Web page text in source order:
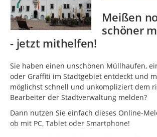
Meißen
schöner
- jetzt mithelfen!
Sie haben einen unschönen Müllhaufen,
oder Graffiti im Stadtgebiet entdeckt und
möglichst schnell und unkompliziert dem
Bearbeiter der Stadtverwaltung melden?
Dann nutzen Sie einfach dieses Online-
ob mit PC, Tablet oder Smartphone!